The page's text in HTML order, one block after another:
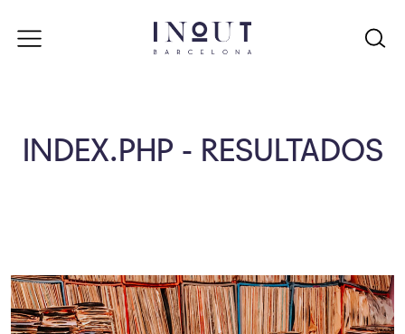
INDEX.PHP - RESULTADOS